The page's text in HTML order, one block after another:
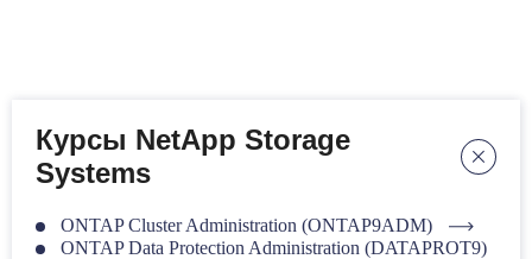
Курсы NetApp Storage
Systems
ONTAP Cluster Administration (ONTAP9ADM)
ONTAP Data Protection Administration (DATAPROT9)